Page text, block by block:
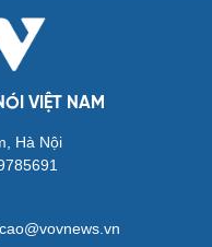
Việt
VIỆT NAM
Hà Nội